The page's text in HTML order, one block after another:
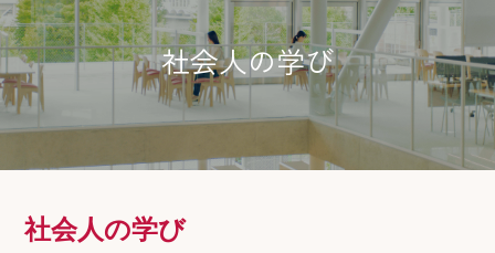
社会人の学び
社会人の学び